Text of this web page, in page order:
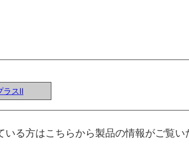
ラスⅡ
る方はこちらから製品の情報がご覧い